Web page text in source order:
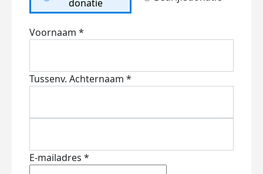
donatie
Voornaam *
Tussenv. Achternaam *
E-mailadres *